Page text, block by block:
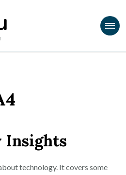
Insights
technology. It covers some